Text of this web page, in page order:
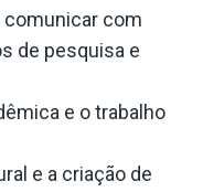
comunicar com
de pesquisa e
e o trabalho
e a criação de